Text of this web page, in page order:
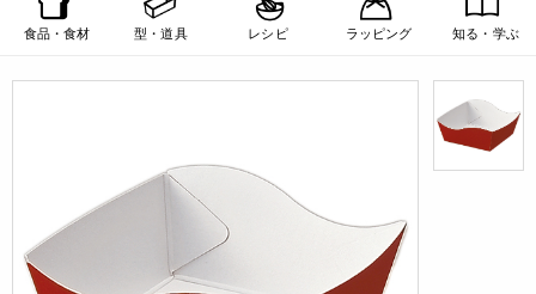
食品・食材 型・道具 レシピ ラッピング 知る・学ぶ